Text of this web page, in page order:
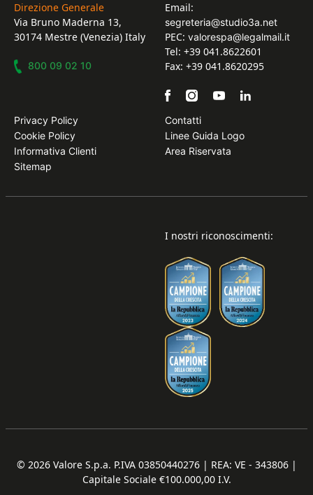
Direzione Generale
Via Bruno Maderna 13,
30174 Mestre (Venezia) Italy
800 09 02 10
Email:
segreteria@studio3a.net
PEC: valorespa@legalmail.it
Tel: +39 041.8622601
Fax: +39 041.8620295
Privacy Policy
Cookie Policy
Informativa Clienti
Sitemap
Contatti
Linee Guida Logo
Area Riservata
I nostri riconoscimenti:
© 2026 Valore S.p.a. P.IVA 03850440276 | REA: VE - 343806 |
Capitale Sociale €100.000,00 I.V.